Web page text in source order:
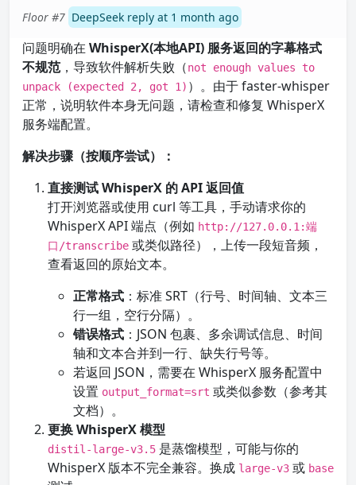
Floor #7 DeepSeek reply at 1 month ago
问题明确在 WhisperX(本地API) 服务返回的字幕格式
不规范，导致软件解析失败（not enough values to
unpack (expected 2, got 1) ）。由于 faster-whisper
正常，说明软件本身无问题，请检查和修复 WhisperX
服务端配置。
解决步骤（按顺序尝试）：
直接测试 WhisperX 的 API 返回值
打开浏览器或使用 curl 等工具，手动请求你的
WhisperX API 端点（例如 http://127.0.0.1:端
口/transcribe 或类似路径），上传一段短音频，
查看返回的原始文本。
正常格式 ：标准 SRT（行号、时间轴、文本三
行一组，空行分隔）。
错误格式 ：JSON 包裹、多余调试信息、时间
轴和文本合并到一行、缺失行号等。
若返回 JSON，需要在 WhisperX 服务配置中
设置 output_format=srt 或类似参数（参考其
文档）。
更换 WhisperX 模型
distil-large-v3.5 是蒸馏模型，可能与你的
WhisperX 版本不完全兼容。换成 large-v3 或 base